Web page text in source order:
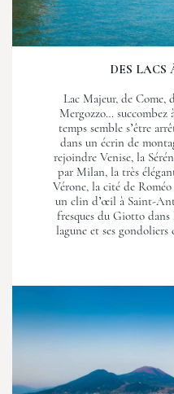
DES LACS
Lac Majeur, de Come,
Mergozzo… succombez
temps semble s’être
dans un écrin de
rejoindre Venise, la
par Milan, la très
Vérone, la cité de
un clin d’œil à Saint-
fresques du Giotto dans
lagune et ses